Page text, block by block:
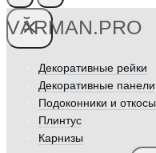
VӐRMAN.PRO
Декоративные рейки
Декоративные панели
Подоконники и откосы
Плинтус
Карнизы